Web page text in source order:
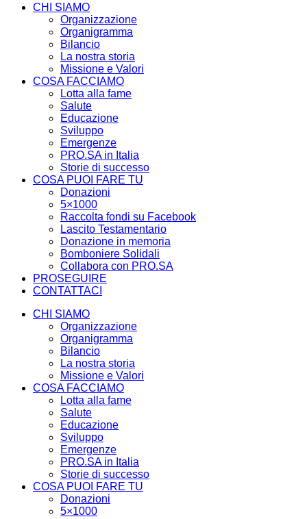
CHI SIAMO
Organizzazione
Organigramma
Bilancio
La nostra storia
Missione e Valori
COSA FACCIAMO
Lotta alla fame
Salute
Educazione
Sviluppo
Emergenze
PRO.SA in Italia
Storie di successo
COSA PUOI FARE TU
Donazioni
5×1000
Raccolta fondi su Facebook
Lascito Testamentario
Donazione in memoria
Bomboniere Solidali
Collabora con PRO.SA
PROSEGUIRE
CONTATTACI
CHI SIAMO
Organizzazione
Organigramma
Bilancio
La nostra storia
Missione e Valori
COSA FACCIAMO
Lotta alla fame
Salute
Educazione
Sviluppo
Emergenze
PRO.SA in Italia
Storie di successo
COSA PUOI FARE TU
Donazioni
5×1000